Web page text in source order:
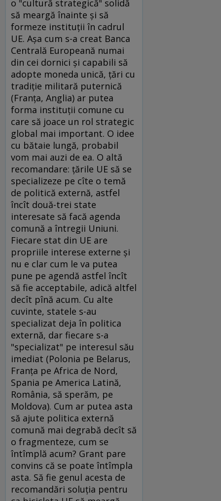
o "cultură strategică" solidă
să meargă înainte şi să
formeze instituţii în cadrul
UE. Aşa cum s-a creat Banca
Centrală Europeană numai
din cei dornici şi capabili să
adopte moneda unică, ţări cu
tradiţie militară puternică
(Franţa, Anglia) ar putea
forma instituţii comune cu
care să joace un rol strategic
global mai important. O idee
cu bătaie lungă, probabil
vom mai auzi de ea. O altă
recomandare: ţările UE să se
specializeze pe cîte o temă
de politică externă, astfel
încît două-trei state
interesate să facă agenda
comună a întregii Uniuni.
Fiecare stat din UE are
propriile interese externe şi
nu e clar cum le va putea
pune pe agendă astfel încît
să fie acceptabile, adică altfel
decît pînă acum. Cu alte
cuvinte, statele s-au
specializat deja în politica
externă, dar fiecare s-a
"specializat" pe interesul său
imediat (Polonia pe Belarus,
Franţa pe Africa de Nord,
Spania pe America Latină,
România, să sperăm, pe
Moldova). Cum ar putea asta
să ajute politica externă
comună mai degrabă decît să
o fragmenteze, cum se
întîmplă acum? Grant pare
convins că se poate întîmpla
asta. Să fie genul acesta de
recomandări soluţia pentru